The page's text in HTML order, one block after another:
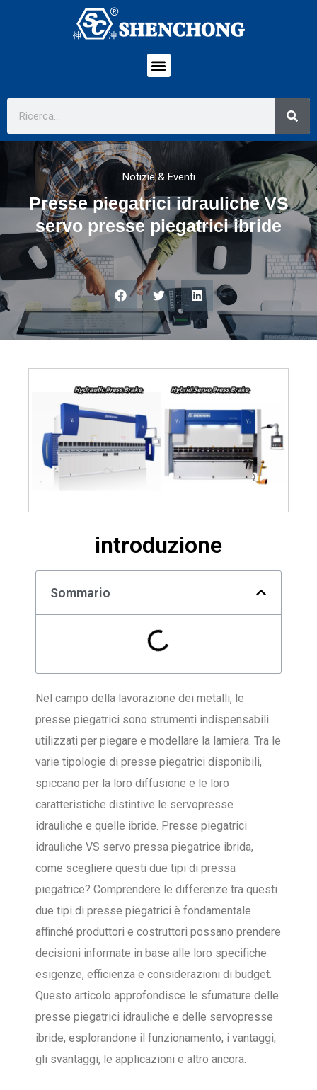
Notizie & Eventi
Presse piegatrici idrauliche VS
servo presse piegatrici ibride
introduzione
Sommario
Nel campo della lavorazione dei metalli, le
presse piegatrici sono strumenti indispensabili
utilizzati per piegare e modellare la lamiera. Tra le
varie tipologie di presse piegatrici disponibili,
spiccano per la loro diffusione e le loro
caratteristiche distintive le servopresse
idrauliche e quelle ibride. Presse piegatrici
idrauliche VS servo pressa piegatrice ibrida,
come scegliere questi due tipi di pressa
piegatrice? Comprendere le differenze tra questi
due tipi di presse piegatrici è fondamentale
affinché produttori e costruttori possano prendere
decisioni informate in base alle loro specifiche
esigenze, efficienza e considerazioni di budget.
Questo articolo approfondisce le sfumature delle
presse piegatrici idrauliche e delle servopresse
ibride, esplorandone il funzionamento, i vantaggi,
gli svantaggi, le applicazioni e altro ancora.